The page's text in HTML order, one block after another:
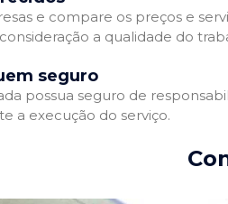
e compare os preços e
a qualidade do
seguro
possua seguro de
a execução do serviço.